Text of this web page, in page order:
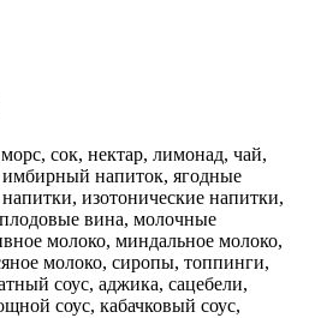
сок, нектар, лимонад, чай,
имбирный напиток, ягодные
изотонические напитки,
вина, молочные
молоко, миндальное молоко,
молоко, сиропы, топпинги,
соус, аджика, сацебели,
соус, кабачковый соус,